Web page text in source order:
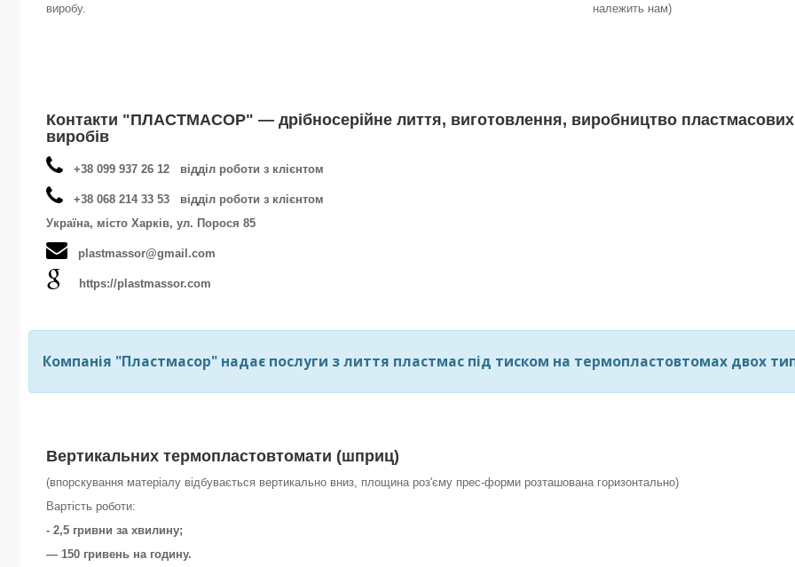
виробу.
належить нам)
Контакти "ПЛАСТМАСОР" — дрібносерійне лиття, виготовлення, виробництво пластмасових
виробів
+38 099 937 26 12 відділ роботи з клієнтом
+38 068 214 33 53 відділ роботи з клієнтом
Україна, місто Харків, ул. Порося 85
plastmassor@gmail.com
https://plastmassor.com
Компанія "Пластмасор" надає послуги з лиття пластмас під тиском на термопластовтомах двох
Вертикальних термопластовтомати (шприц)
(впорскування матеріалу відбувається вертикально вниз, площина роз'єму прес-форми розташована горизонтально)
Вартість роботи:
- 2,5 гривни за хвилину;
— 150 гривень на годину.